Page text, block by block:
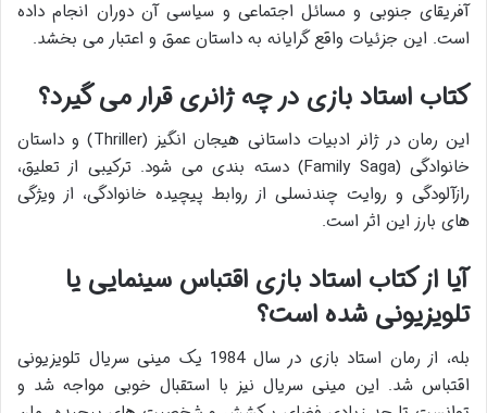
آفریقای جنوبی و مسائل اجتماعی و سیاسی آن دوران انجام داده
است. این جزئیات واقع گرایانه به داستان عمق و اعتبار می بخشد.
کتاب استاد بازی در چه ژانری قرار می گیرد؟
این رمان در ژانر ادبیات داستانی هیجان انگیز (Thriller) و داستان
خانوادگی (Family Saga) دسته بندی می شود. ترکیبی از تعلیق،
رازآلودگی و روایت چندنسلی از روابط پیچیده خانوادگی، از ویژگی
های بارز این اثر است.
آیا از کتاب استاد بازی اقتباس سینمایی یا
تلویزیونی شده است؟
بله، از رمان استاد بازی در سال 1984 یک مینی سریال تلویزیونی
اقتباس شد. این مینی سریال نیز با استقبال خوبی مواجه شد و